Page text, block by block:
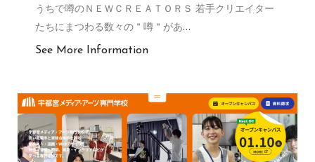
うちで噂のＮＥＷＣＲＥＡＴＯＲＳ 若手クリエイター
たちにまつわる数々の＂噂＂があ…
See More Information